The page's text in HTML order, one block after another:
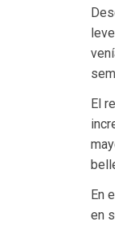
El
En
en